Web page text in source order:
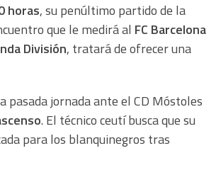
horas, su penúltimo partido de la
que le medirá al FC Barcelona
División, tratará de ofrecer una
pasada jornada ante el CD Móstoles
. El técnico ceutí busca que su
para los blanquinegros tras